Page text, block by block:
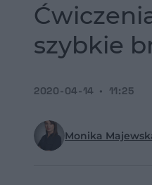
szybkie
Monika
2020-04-14 11:25